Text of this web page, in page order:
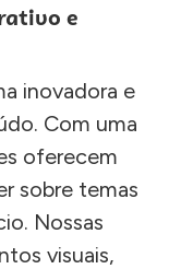
e
inovadora e
Com uma
oferecem
sobre temas
Nossas
visuais,